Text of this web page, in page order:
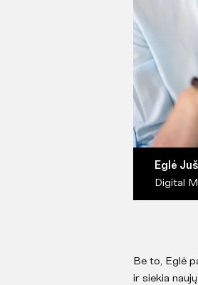
Eglė
Digital
Be to, Eglė
ir siekia